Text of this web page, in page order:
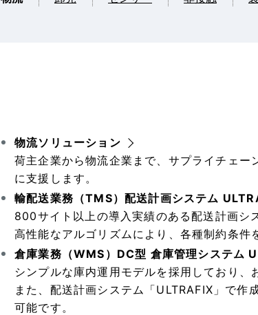
物流ソリューション
荷主企業から物流企業まで、サプライチェ
に支援します。
輸配送業務（TMS）配送計画システム
800サイト以上の導入実績のある配送計画シ
高性能なアルゴリズムにより、各種制約条件
倉庫業務（WMS）DC型 倉庫管理システム
シンプルな庫内運用モデルを採用しており、
また、配送計画システム「ULTRAFIX」で
可能です。